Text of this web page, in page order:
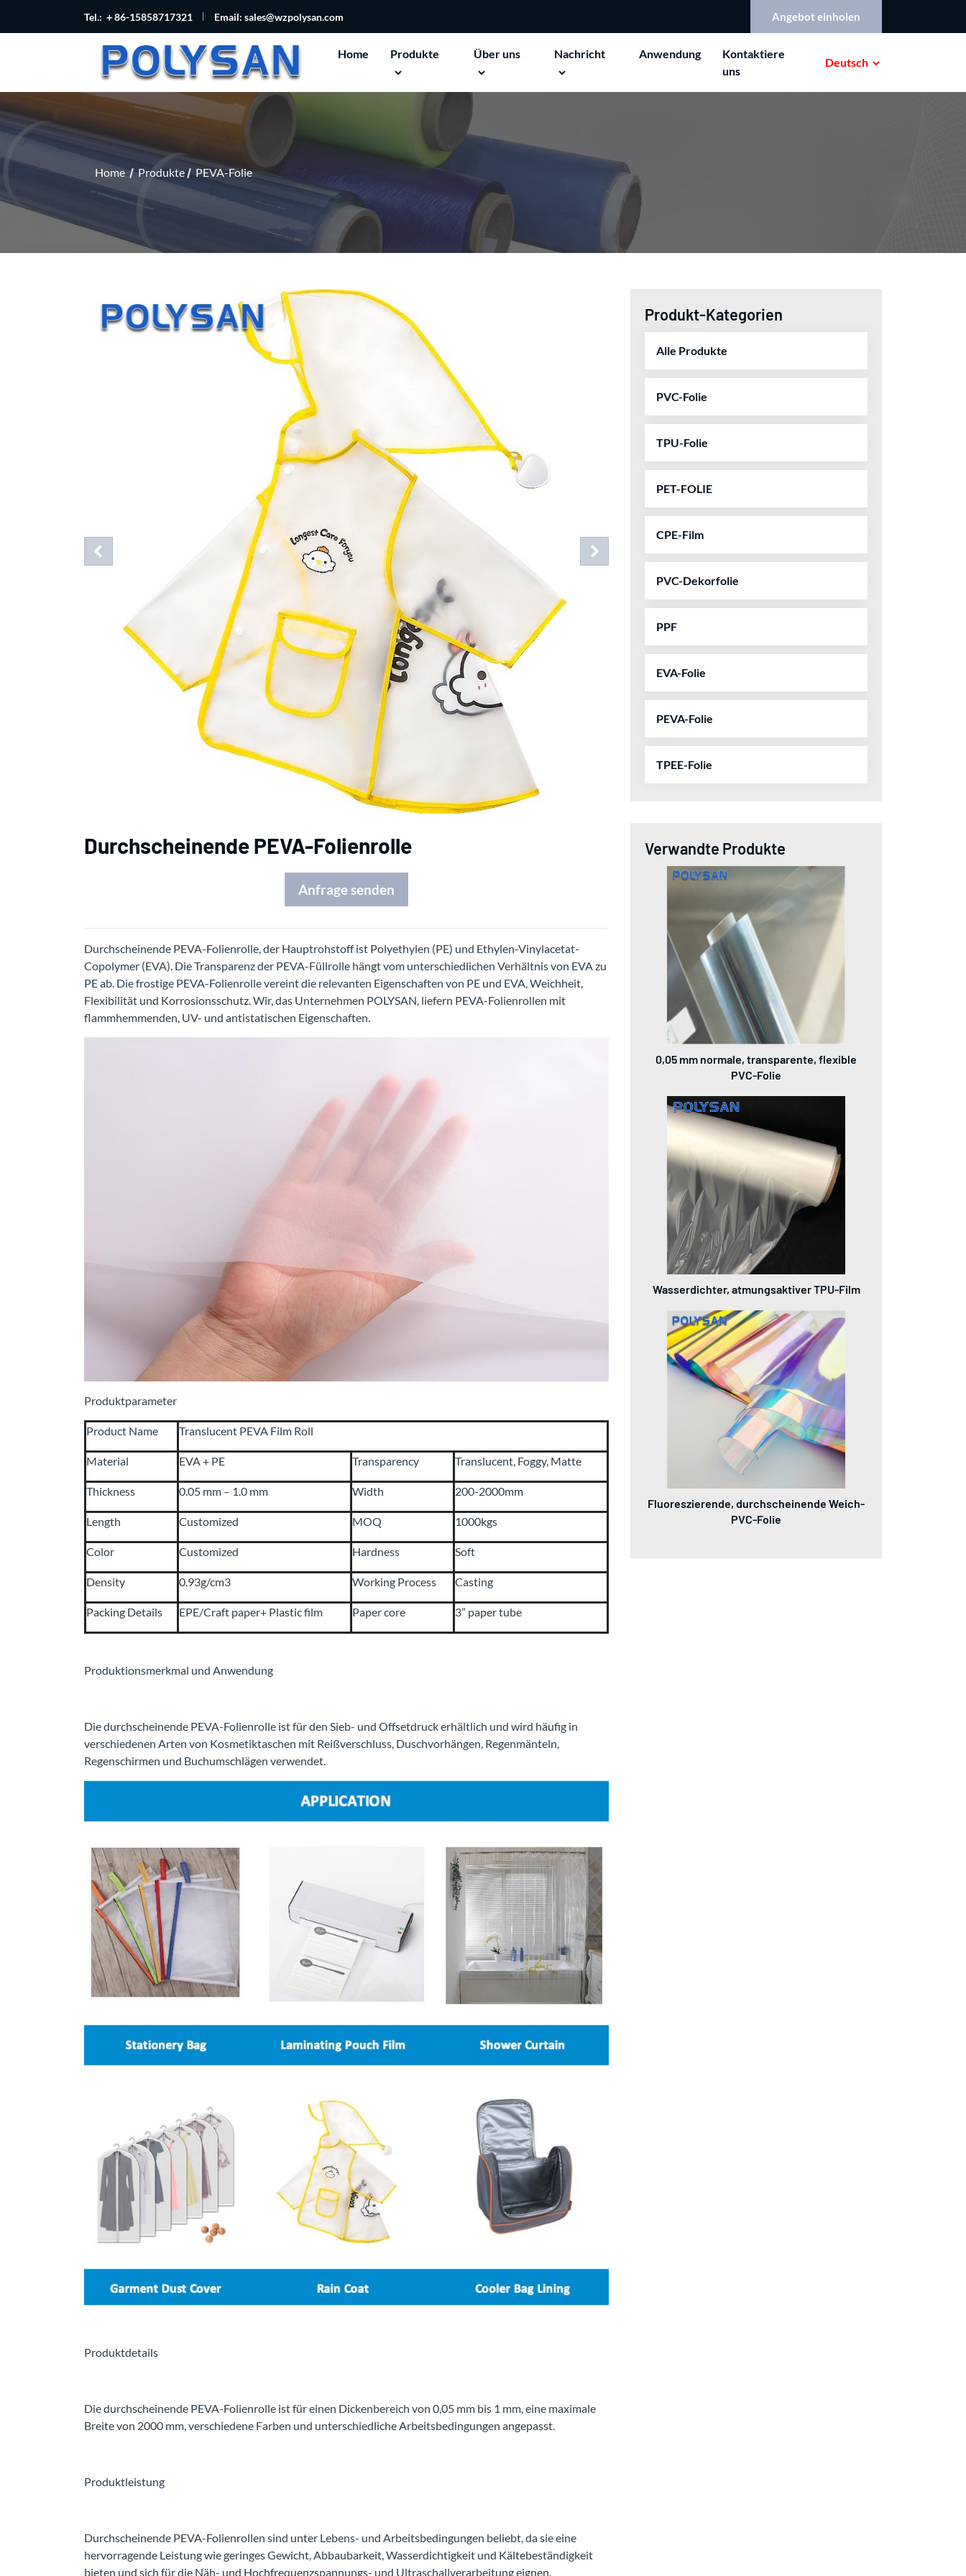
Tel.: ＋86-15858717321 Email: sales@wzpolysan.com Angebot einholen
Home Produkte Über uns Nachricht Anwendung
Kontaktiere
uns
Deutsch
Home Produkte PEVA-Folie
Durchscheinende PEVA-Folienrolle
Anfrage senden
Durchscheinende PEVA-Folienrolle, der Hauptrohstoff ist Polyethylen (PE) und Ethylen-Vinylacetat-
Copolymer (EVA). Die Transparenz der PEVA-Füllrolle hängt vom unterschiedlichen Verhältnis von EVA zu
PE ab. Die frostige PEVA-Folienrolle vereint die relevanten Eigenschaften von PE und EVA, Weichheit,
Flexibilität und Korrosionsschutz. Wir, das Unternehmen POLYSAN, liefern PEVA-Folienrollen mit
flammhemmenden, UV- und antistatischen Eigenschaften.
Produktparameter
Product Name Translucent PEVA Film Roll
Material EVA + PE Transparency Translucent, Foggy, Matte
Thickness 0.05 mm – 1.0 mm Width 200-2000mm
Length Customized MOQ 1000kgs
Color Customized Hardness Soft
Density 0.93g/cm3 Working Process Casting
Packing Details EPE/Craft paper+ Plastic film Paper core 3” paper tube
Produktionsmerkmal und Anwendung
Die durchscheinende PEVA-Folienrolle ist für den Sieb- und Offsetdruck erhältlich und wird häufig in
verschiedenen Arten von Kosmetiktaschen mit Reißverschluss, Duschvorhängen, Regenmänteln,
Regenschirmen und Buchumschlägen verwendet.
Produktdetails
Die durchscheinende PEVA-Folienrolle ist für einen Dickenbereich von 0,05 mm bis 1 mm, eine maximale
Breite von 2000 mm, verschiedene Farben und unterschiedliche Arbeitsbedingungen angepasst.
Produktleistung
Durchscheinende PEVA-Folienrollen sind unter Lebens- und Arbeitsbedingungen beliebt, da sie eine
hervorragende Leistung wie geringes Gewicht, Abbaubarkeit, Wasserdichtigkeit und Kältebeständigkeit
bieten und sich für die Näh- und Hochfrequenzspannungs- und Ultraschallverarbeitung eignen.
Produkt-Kategorien
Alle Produkte
PVC-Folie
TPU-Folie
PET-FOLIE
CPE-Film
PVC-Dekorfolie
PPF
EVA-Folie
PEVA-Folie
TPEE-Folie
Verwandte Produkte
0,05 mm normale, transparente, flexible
PVC-Folie
Wasserdichter, atmungsaktiver TPU-Film
Fluoreszierende, durchscheinende Weich-
PVC-Folie